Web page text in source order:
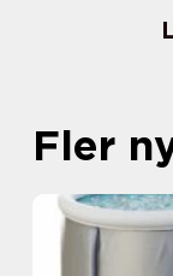
Fler